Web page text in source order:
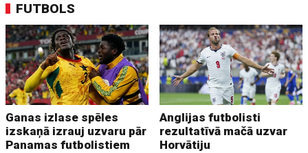
FUTBOLS
Ganas izlase spēles
izskaņā izrauj uzvaru pār
Panamas futbolistiem
Anglijas futbolisti
rezultatīvā mačā uzvar
Horvātiju